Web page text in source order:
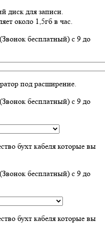
диск для записи.
около 1,5гб в час.
бесплатный) с 9 до
под расширение.
бесплатный) с 9 до
бухт кабеля которые вы
бесплатный) с 9 до
бухт кабеля которые вы